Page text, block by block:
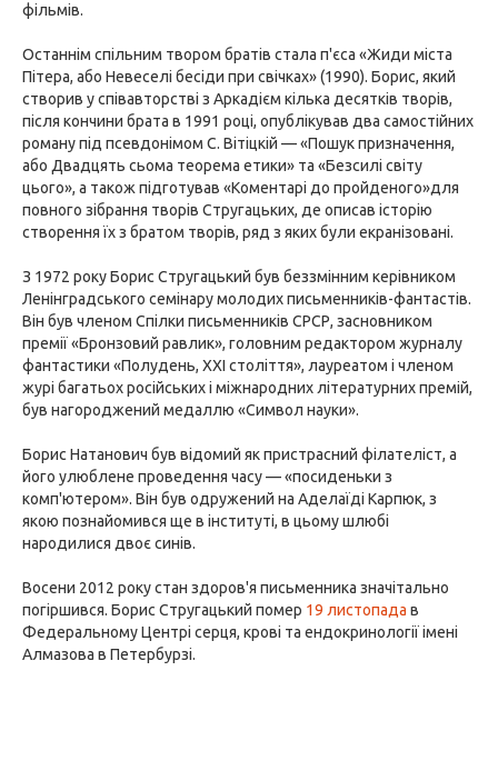
фільмів.
Останнім спільним твором братів стала п'єса «Жиди міста
Пітера, або Невеселі бесіди при свічках» (1990). Борис, який
створив у співавторстві з Аркадієм кілька десятків творів,
після кончини брата в 1991 році, опублікував два самостійних
роману під псевдонімом С. Вітіцкій — «Пошук призначення,
або Двадцять сьома теорема етики» та «Безсилі світу
цього», а також підготував «Коментарі до пройденого»для
повного зібрання творів Стругацьких, де описав історію
створення їх з братом творів, ряд з яких були екранізовані.
З 1972 року Борис Стругацький був беззмінним керівником
Ленінградського семінару молодих письменників-фантастів.
Він був членом Спілки письменників СРСР, засновником
премії «Бронзовий равлик», головним редактором журналу
фантастики «Полудень, XXI століття», лауреатом і членом
журі багатьох російських і міжнародних літературних премій,
був нагороджений медаллю «Символ науки».
Борис Натанович був відомий як пристрасний філателіст, а
його улюблене проведення часу — «посиденьки з
комп'ютером». Він був одружений на Аделаїді Карпюк, з
якою познайомився ще в інституті, в цьому шлюбі
народилися двоє синів.
Восени 2012 року стан здоров'я письменника значітально
погіршився. Борис Стругацький помер 19 листопада в
Федеральному Центрі серця, крові та ендокринології імені
Алмазова в Петербурзі.